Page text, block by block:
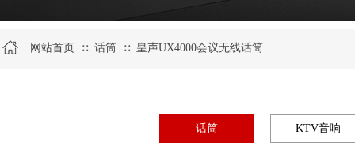
网站首页 ∷ 话筒 ∷ 皇声UX4000会议无线话筒
话筒 KTV音响